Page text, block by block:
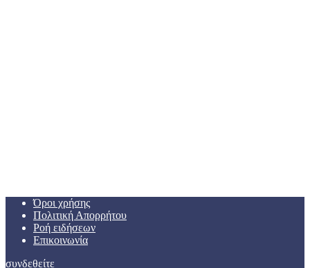
Όροι χρήσης
Πολιτική Απορρήτου
Ροή ειδήσεων
Επικοινωνία
συνδεθείτε